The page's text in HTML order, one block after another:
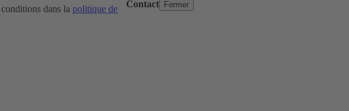
dans la politique de
Contact Fermer